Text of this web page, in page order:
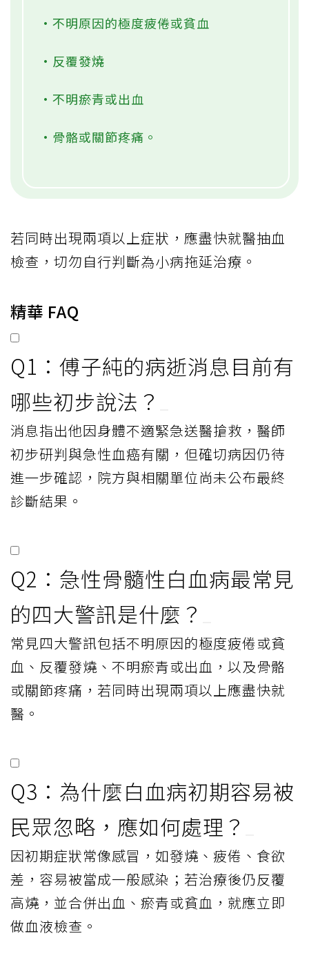
•不明原因的極度疲倦或貧血
•反覆發燒
•不明瘀青或出血
•骨骼或關節疼痛。
若同時出現兩項以上症狀，應盡快就醫抽血
檢查，切勿自行判斷為小病拖延治療。
精華 FAQ
Q1：傅子純的病逝消息目前有
哪些初步說法？
消息指出他因身體不適緊急送醫搶救，醫師
初步研判與急性血癌有關，但確切病因仍待
進一步確認，院方與相關單位尚未公布最終
診斷結果。
Q2：急性骨髓性白血病最常見
的四大警訊是什麼？
常見四大警訊包括不明原因的極度疲倦或貧
血、反覆發燒、不明瘀青或出血，以及骨骼
或關節疼痛，若同時出現兩項以上應盡快就
醫。
Q3：為什麼白血病初期容易被
民眾忽略，應如何處理？
因初期症狀常像感冒，如發燒、疲倦、食欲
差，容易被當成一般感染；若治療後仍反覆
高燒，並合併出血、瘀青或貧血，就應立即
做血液檢查。